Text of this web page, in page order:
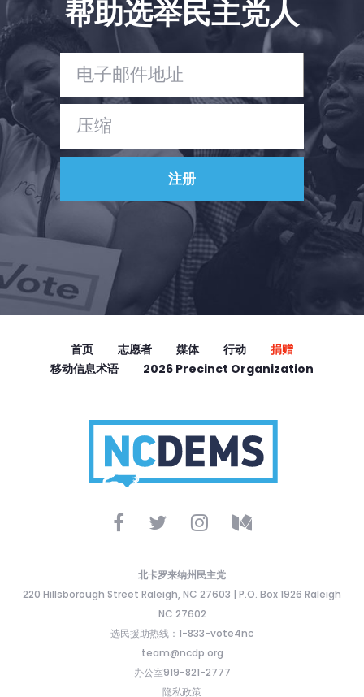
帮助选举民主党人
首页 志愿者 媒体 行动
捐赠
移动信息术语
2026 Precinct Organization
北卡罗来纳州民主党
220 Hillsborough Street Raleigh, NC 27603 | P.O. Box 1926 Raleigh
NC 27602
选民援助热线：1-833-vote4nc
team@ncdp.org
办公室919-821-2777
隐私政策